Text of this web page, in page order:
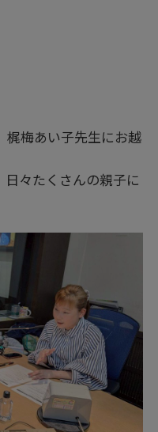
梅あい子先生にお越
々たくさんの親子に